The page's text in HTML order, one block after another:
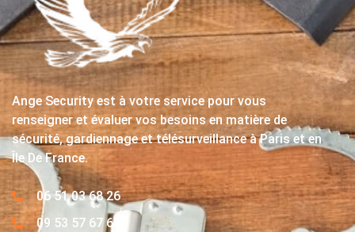
Ange Security est à votre service pour vous
renseigner et évaluer vos besoins en matière de
sécurité, gardiennage et télésurveillance à Paris et en
Île De France.
06 51 03 68 26
09 53 57 67 63